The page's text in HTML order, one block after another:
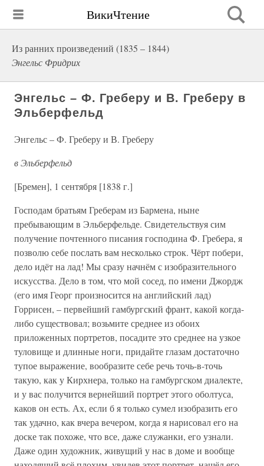
ВикиЧтение
Из ранних произведений (1835 – 1844)
Энгельс Фридрих
Энгельс – Ф. Греберу и В. Греберу в
Эльберфельд
Энгельс – Ф. Греберу и В. Греберу
в Эльберфельд
[Бремен], 1 сентября [1838 г.]
Господам братьям Греберам из Бармена, ныне
пребывающим в Эльберфельде. Свидетельствуя сим
получение почтенного писания господина Ф. Гребера, я
позволю себе послать вам несколько строк. Чёрт побери,
дело идёт на лад! Мы сразу начнём с изобразительного
искусства. Дело в том, что мой сосед, по имени Джордж
(его имя Георг произносится на английский лад)
Горрисен, – первейший гамбургский франт, какой когда-
либо существовал; возьмите среднее из обоих
приложенных портретов, посадите это среднее на узкое
туловище и длинные ноги, придайте глазам достаточно
тупое выражение, вообразите себе речь точь-в-точь
такую, как у Кирхнера, только на гамбургском диалекте,
и у вас получится вернейший портрет этого оболтуса,
каков он есть. Ах, если б я только сумел изобразить его
так удачно, как вчера вечером, когда я нарисовал его на
доске так похоже, что все, даже служанки, его узнали.
Даже один художник, живущий у нас в доме и вообще